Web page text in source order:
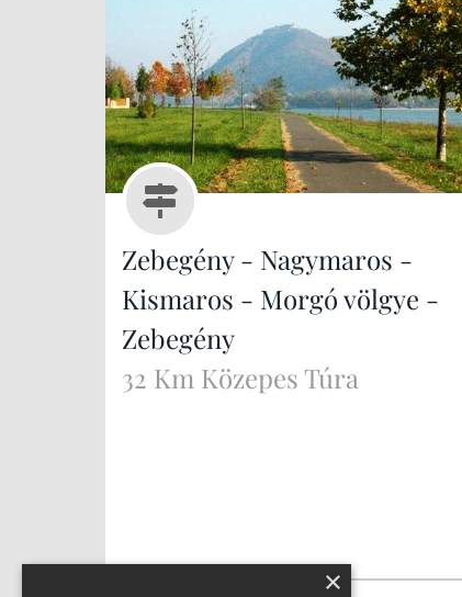
Zebegény - Nagymaros -
Kismaros - Morgó völgye -
Zebegény
32 Km Közepes Túra
×